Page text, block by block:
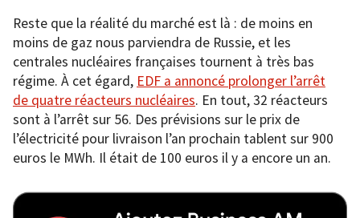
Reste que la réalité du marché est là : de moins en
moins de gaz nous parviendra de Russie, et les
centrales nucléaires françaises tournent à très bas
régime. À cet égard, EDF a annoncé prolonger l’arrêt
de quatre réacteurs nucléaires. En tout, 32 réacteurs
sont à l’arrêt sur 56. Des prévisions sur le prix de
l’électricité pour livraison l’an prochain tablent sur 900
euros le MWh. Il était de 100 euros il y a encore un an.